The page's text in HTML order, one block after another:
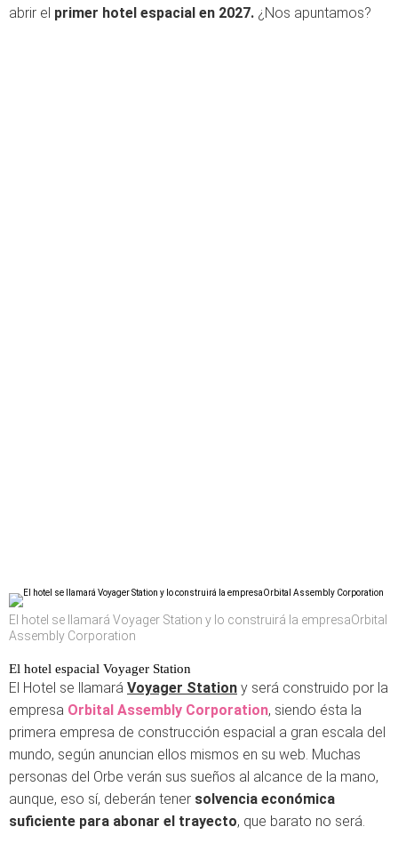
abrir el primer hotel espacial en 2027. ¿Nos apuntamos?
El hotel se llamará Voyager Station y lo construirá la empresaOrbital
Assembly Corporation
El hotel espacial Voyager Station
El Hotel se llamará Voyager Station y será construido por la
empresa Orbital Assembly Corporation, siendo ésta la
primera empresa de construcción espacial a gran escala del
mundo, según anuncian ellos mismos en su web. Muchas
personas del Orbe verán sus sueños al alcance de la mano,
aunque, eso sí, deberán tener solvencia económica
suficiente para abonar el trayecto, que barato no será.